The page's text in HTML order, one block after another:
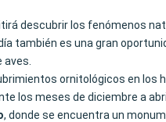
descubrir los fenómenos
también es una gran
aves.
ornitológicos en los
los meses de diciembre a
, donde se encuentra un